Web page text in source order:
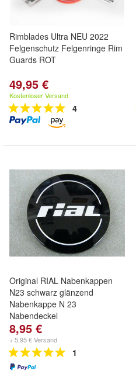
Rimblades Ultra NEU 2022
Felgenschutz Felgenringe Rim
Guards ROT
49,95 €
Kostenloser Versand
4
Original RIAL Nabenkappen
N23 schwarz glänzend
Nabenkappe N 23
Nabendeckel
8,95 €
+ 5,95 € Versand
1